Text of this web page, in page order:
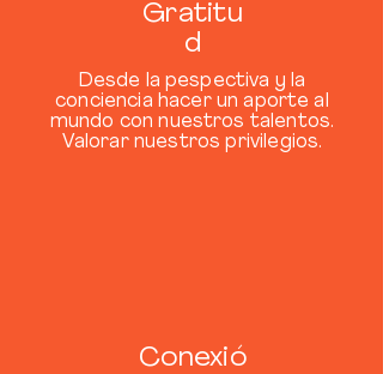
Gratitu
d
Desde la pespectiva y la
conciencia hacer un aporte al
mundo con nuestros talentos.
Valorar nuestros privilegios.
Conexió